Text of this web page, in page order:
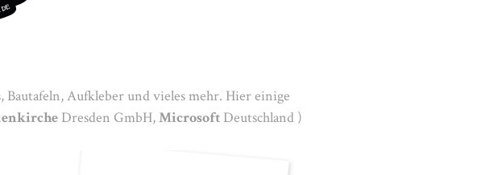
Aufkleber und vieles mehr. Hier einige
Dresden GmbH,Microsoft Deutschland )